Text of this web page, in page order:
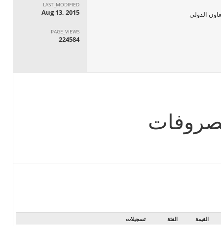
الدولى
LAST_MODIFIED
Aug 13, 2015
PAGE_VIEWS
224584
القيمة الفئة
تسجيلات